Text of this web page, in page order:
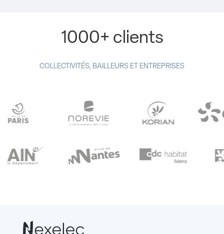
1000+ clients
COLLECTIVITÉS, BAILLEURS ET ENTREPRISES